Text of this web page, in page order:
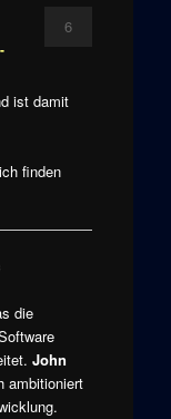
6
ist damit
finden
die
John
ambitioniert